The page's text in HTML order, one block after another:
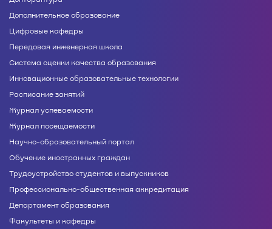
Дополнительное образование
Цифровые кафедры
Передовая инженерная школа
Система оценки качества образования
Инновационные образовательные технологии
Расписание занятий
Журнал успеваемости
Журнал посещаемости
Научно-образовательный портал
Обучение иностранных граждан
Трудоустройство студентов и выпускников
Профессионально-общественная аккредитация
Департамент образования
Факультеты и кафедры